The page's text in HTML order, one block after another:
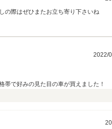
の際はぜひまたお立ち寄り下さいね
2022/
で好みの見た目の車が買えました！